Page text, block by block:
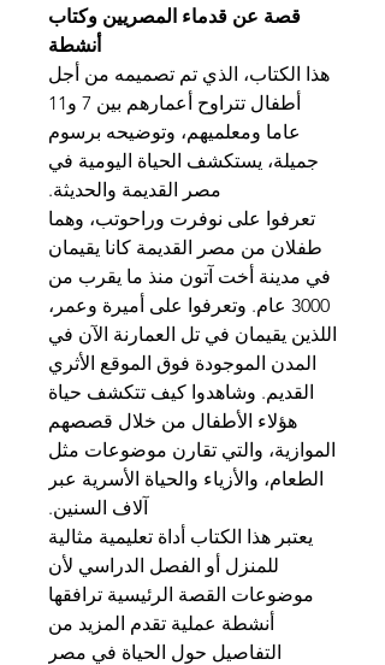
قصة عن قدماء المصريين وكتاب
أنشطة
هذا الكتاب، الذي تم تصميمه من أجل
أطفال تتراوح أعمارهم بين 7 و11
عاما ومعلميهم، وتوضيحه برسوم
جميلة، يستكشف الحياة اليومية في
مصر القديمة والحديثة.
تعرفوا على نوفرت وراحوتب، وهما
طفلان من مصر القديمة كانا يقيمان
في مدينة أخت آتون منذ ما يقرب من
3000 عام. وتعرفوا على أميرة وعمر،
اللذين يقيمان في تل العمارنة الآن في
المدن الموجودة فوق الموقع الأثري
القديم. وشاهدوا كيف تتكشف حياة
هؤلاء الأطفال من خلال قصصهم
الموازية، والتي تقارن موضوعات مثل
الطعام، والأزياء والحياة الأسرية عبر
آلاف السنين.
يعتبر هذا الكتاب أداة تعليمية مثالية
للمنزل أو الفصل الدراسي لأن
موضوعات القصة الرئيسية ترافقها
أنشطة عملية تقدم المزيد من
التفاصيل حول الحياة في مصر